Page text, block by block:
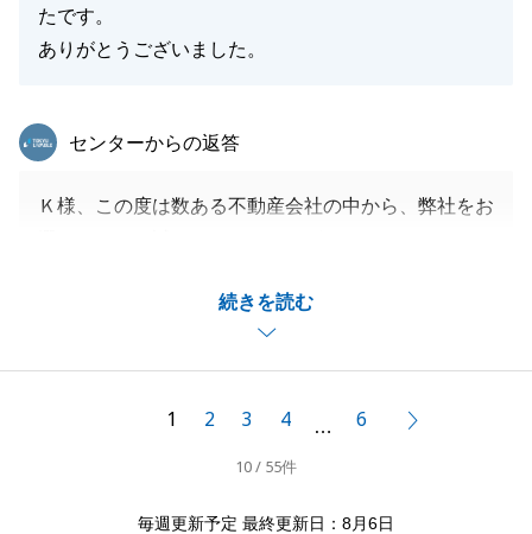
たです。
ありがとうございました。
続きを読む
東急リバブル
センターからの返答
Ｋ様、この度は数ある不動産会社の中から、弊社をお
な思いもあったかと思いますが、無事にお引渡し・お
引越しまで完了することが出来て大変嬉しく思いま
す。
引き続きどうぞよろしくお願い致します。
1 2 3 4 … 6
10 / 55件
毎週更新予定 最終更新日：8月6日